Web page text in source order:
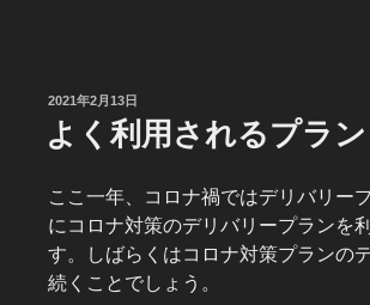
投
稿
日:
2021年2月13日
よく利用されるプラン
ここ一年、コロナ禍ではデリバリー
にコロナ対策のデリバリープランを
す。しばらくはコロナ対策プランの
続くことでしょう。